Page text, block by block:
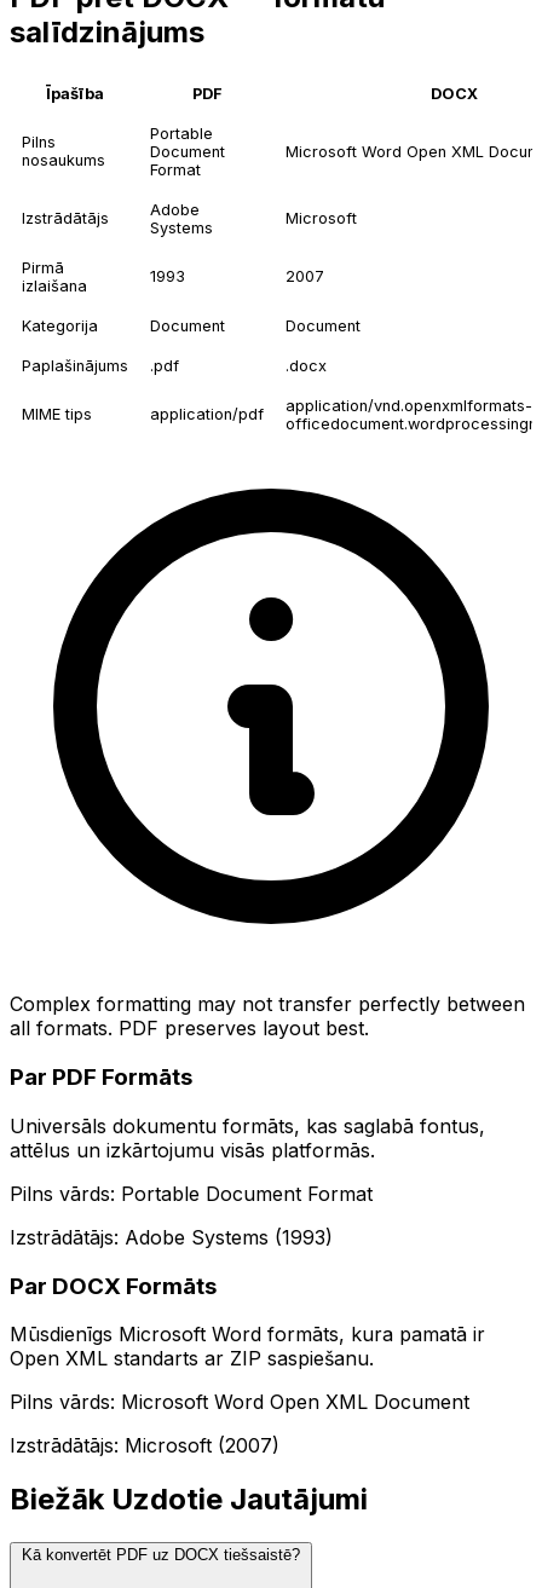
salīdzinājums
Īpašība PDF DOCX
Pilns
nosaukums
Portable
Document
Format
Microsoft Word Open XML
Izstrādātājs
Adobe
Systems
Microsoft
Pirmā
izlaišana
1993 2007
Kategorija Document Document
Paplašinājums .pdf .docx
MIME tips application/pdf
application/vnd.openxmlformats-
Complex formatting may not transfer perfectly between
all formats. PDF preserves layout best.
Par PDF Formāts
Universāls dokumentu formāts, kas saglabā fontus,
attēlus un izkārtojumu visās platformās.
Pilns vārds: Portable Document Format
Izstrādātājs: Adobe Systems (1993)
Par DOCX Formāts
Mūsdienīgs Microsoft Word formāts, kura pamatā ir
Open XML standarts ar ZIP saspiešanu.
Pilns vārds: Microsoft Word Open XML Document
Izstrādātājs: Microsoft (2007)
Biežāk Uzdotie Jautājumi
Kā konvertēt PDF uz DOCX tiešsaistē?